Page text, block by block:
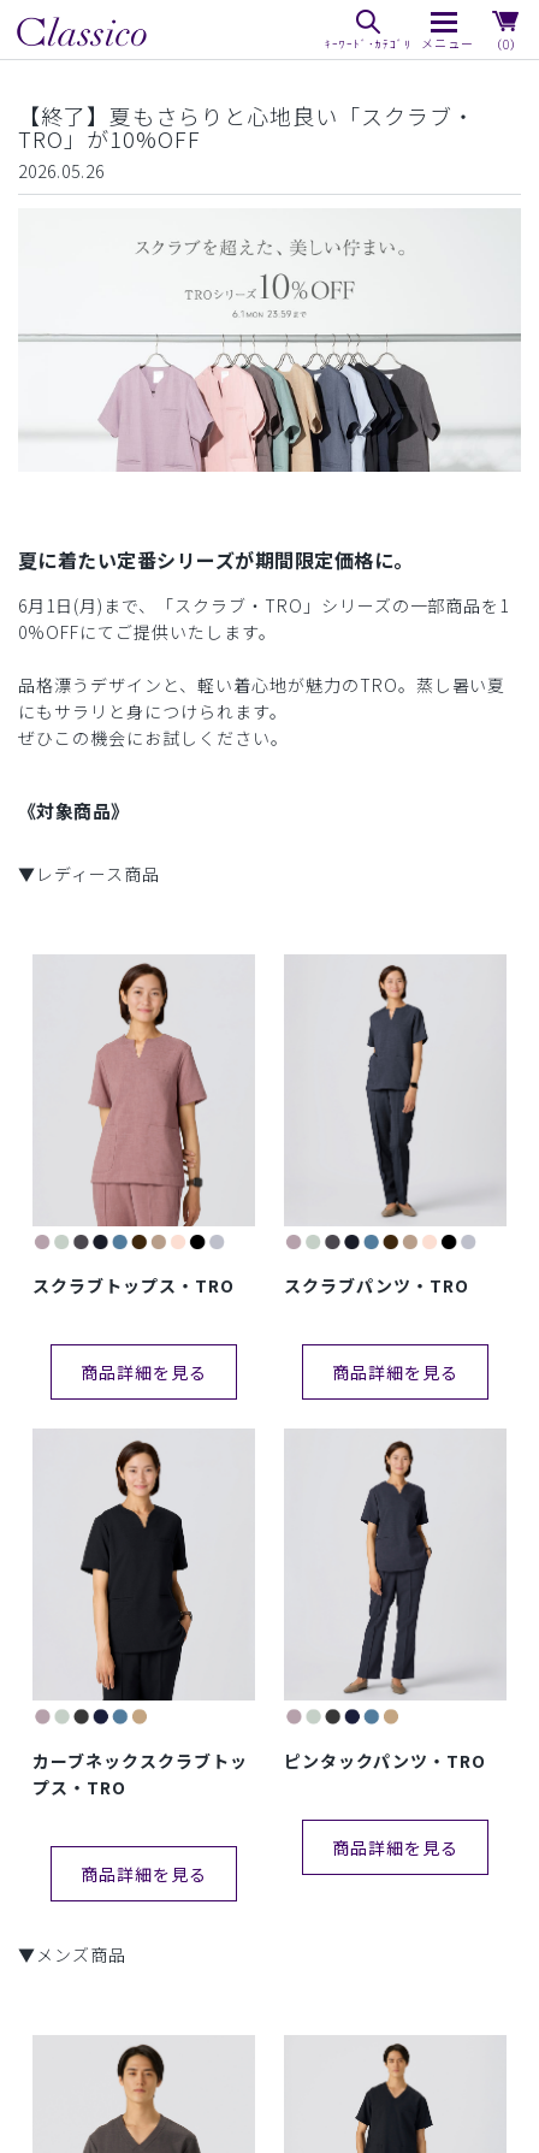
（0）
【終了】夏もさらりと心地良い「スクラブ・
TRO」が10%OFF
2026.05.26
夏に着たい定番シリーズが期間限定価格に。
6月1日(月)まで、「スクラブ・TRO」シリーズの一部商品を1
0%OFFにてご提供いたします。
品格漂うデザインと、軽い着心地が魅力のTRO。蒸し暑い夏
にもサラリと身につけられます。
ぜひこの機会にお試しください。
《対象商品》
▼レディース商品
スクラブトップス・TRO
商品詳細を見る
スクラブパンツ・TRO
商品詳細を見る
カーブネックスクラブトッ
プス・TRO
商品詳細を見る
ピンタックパンツ・TRO
商品詳細を見る
▼メンズ商品